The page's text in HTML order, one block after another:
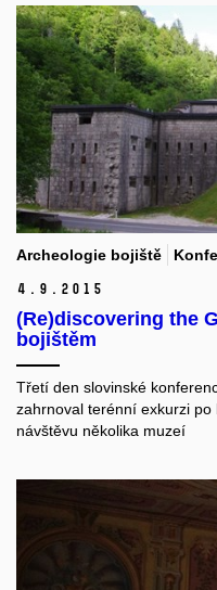
Archeologie bojiště
4. 9. 2015
(Re)discovering the
bojištěm
Třetí den slovinské
zahrnoval terénní exkurzi
návštěvu několika muzeí